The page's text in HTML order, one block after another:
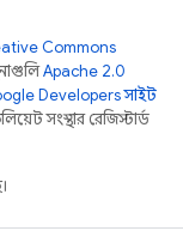
Commons
Apache 2.0
Developers সাইট
সংস্থার রেজিস্টার্ড